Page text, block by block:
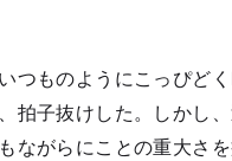
つものようにこっぴど
拍子抜けした。しかし
ながらにことの重大さ